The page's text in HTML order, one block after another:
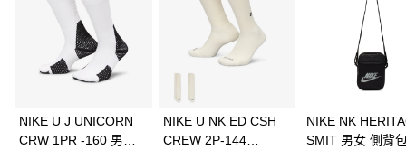
3 期 0 利率 每期 21家銀行
合作金庫商業銀行
第一商業銀行
華南商業銀行
彰化商業銀行
上海商業儲蓄銀行
Apple Pay
全盈+PAY
NIKE U J UNICORN
CRW 1PR -160 男女
NIKE U NK ED CSH
CREW 2P-144
NIKE NK
SMIT 男女 側背